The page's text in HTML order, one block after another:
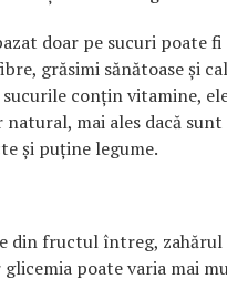
doar pe sucuri poate
grăsimi sănătoase și
sucurile conțin vitamine,
natural, mai ales dacă
și puține legume.
din fructul întreg, zahărul
glicemia poate varia mai